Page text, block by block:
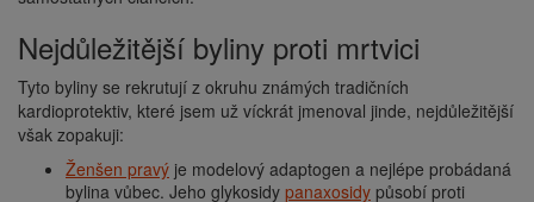
Nejdůležitější byliny proti mrtvici
Tyto byliny se rekrutují z okruhu známých tradičních
kardioprotektiv, které jsem už víckrát jmenoval jinde, nejdůležitější
však zopakuji:
Ženšen pravý je modelový adaptogen a nejlépe probádaná
bylina vůbec. Jeho glykosidy panaxosidy působí proti